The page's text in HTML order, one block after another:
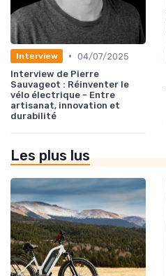
Interview • 04/07/2025
Interview de Pierre
Sauvageot : Réinventer le
vélo électrique - Entre
artisanat, innovation et
durabilité
Les plus lus